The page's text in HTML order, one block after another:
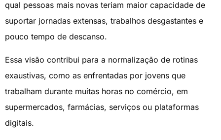
qual pessoas mais novas teriam maior capacidade de
suportar jornadas extensas, trabalhos desgastantes e
pouco tempo de descanso.
Essa visão contribui para a normalização de rotinas
exaustivas, como as enfrentadas por jovens que
trabalham durante muitas horas no comércio, em
supermercados, farmácias, serviços ou plataformas
digitais.